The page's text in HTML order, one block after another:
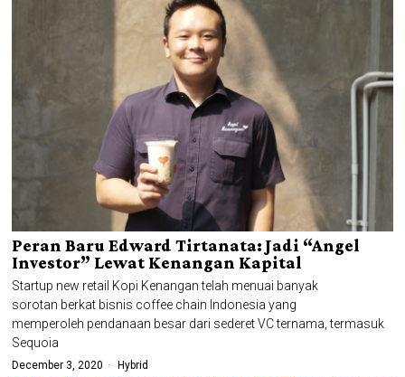
Peran Baru Edward Tirtanata: Jadi “Angel
Investor” Lewat Kenangan Kapital
Startup new retail Kopi Kenangan telah menuai banyak
sorotan berkat bisnis coffee chain Indonesia yang
memperoleh pendanaan besar dari sederet VC ternama, termasuk
Sequoia
December 3, 2020 Hybrid